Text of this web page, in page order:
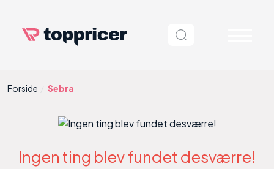
Forside Sebra
Ingen ting blev fundet desværre!